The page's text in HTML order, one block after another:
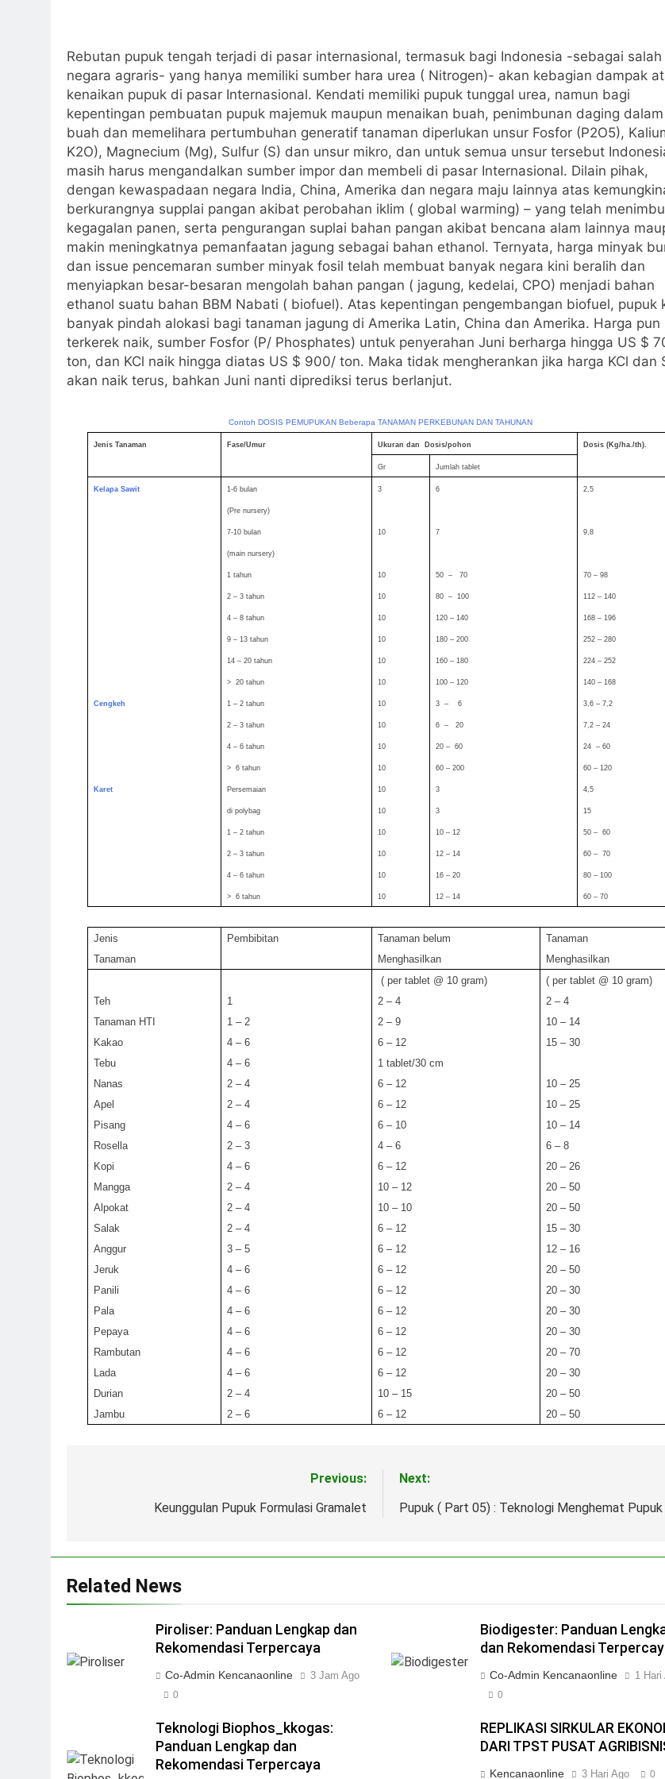
Rebutan pupuk tengah terjadi di pasar internasional, termasuk bagi Indonesia -sebagai salah
negara agraris- yang hanya memiliki sumber hara urea ( Nitrogen)- akan kebagian dampak
kenaikan pupuk di pasar Internasional. Kendati memiliki pupuk tunggal urea, namun bagi
kepentingan pembuatan pupuk majemuk maupun menaikan buah, penimbunan daging dalam
buah dan memelihara pertumbuhan generatif tanaman diperlukan unsur Fosfor (P2O5),
K2O), Magnecium (Mg), Sulfur (S) dan unsur mikro, dan untuk semua unsur tersebut
masih harus mengandalkan sumber impor dan membeli di pasar Internasional. Dilain pihak,
dengan kewaspadaan negara India, China, Amerika dan negara maju lainnya atas
berkurangnya supplai pangan akibat perobahan iklim ( global warming) – yang telah
kegagalan panen, serta pengurangan suplai bahan pangan akibat bencana alam lainnya
makin meningkatnya pemanfaatan jagung sebagai bahan ethanol. Ternyata, harga minyak
dan issue pencemaran sumber minyak fosil telah membuat banyak negara kini beralih dan
menyiapkan besar-besaran mengolah bahan pangan ( jagung, kedelai, CPO) menjadi bahan
ethanol suatu bahan BBM Nabati ( biofuel). Atas kepentingan pengembangan biofuel, pupuk
banyak pindah alokasi bagi tanaman jagung di Amerika Latin, China dan Amerika. Harga pun
terkerek naik, sumber Fosfor (P/ Phosphates) untuk penyerahan Juni berharga hingga US $
ton, dan KCl naik hingga diatas US $ 900/ ton. Maka tidak mengherankan jika harga KCl dan
akan naik terus, bahkan Juni nanti diprediksi terus berlanjut.
Contoh DOSIS PEMUPUKAN Beberapa TANAMAN PERKEBUNAN DAN TAHUNAN
JenisTanaman Fase/Umur Ukuran dan Dosis/pohon Dosis(Kg/ha./th).
Gr Jumlah tablet
KelapaSawit 1-6 bulan 3 6 2,5
(Pre nursery)
7-10 bulan 10 7 9,8
(main nursery)
1 tahun 10 50 – 70 70 – 98
2 – 3 tahun 10 80 – 100 112 – 140
4 – 8 tahun 10 120 – 140 168 – 196
9 – 13 tahun 10 180 – 200 252 – 280
14 – 20 tahun 10 160 – 180 224 – 252
> 20 tahun 10 100 – 120 140 – 168
Cengkeh 1 – 2 tahun 10 3 – 6 3,6 – 7,2
2 – 3 tahun 10 6 – 20 7,2 – 24
4 – 6 tahun 10 20 – 60 24 – 60
> 6 tahun 10 60 – 200 60 – 120
Karet Persemaian 10 3 4,5
di polybag 10 3 15
1 – 2 tahun 10 10 – 12 50 – 60
2 – 3 tahun 10 12 – 14 60 – 70
4 – 6 tahun 10 16 – 20 80 – 100
> 6 tahun 10 12 – 14 60 – 70
Jenis Pembibitan Tanaman belum
Tanaman
Tanaman
Menghasilkan
Menghasilkan
( per tablet @ 10 gram)
( per tablet @ 10 gram)
Teh
1 2 – 4
2 – 4
Tanaman HTI
1 – 2 2 – 9
10 – 14
Kakao
4 – 6 6 – 12
15 – 30
Tebu
4 – 6
1 tablet/30 cm
Nanas
2 – 4 6 – 12
10 – 25
Apel
2 – 4 6 – 12
10 – 25
Pisang
4 – 6 6 – 10
10 – 14
Rosella
2 – 3 4 – 6
6 – 8
Kopi
4 – 6 6 – 12
20 – 26
Mangga
2 – 4 10 – 12
20 – 50
Alpokat
2 – 4 10 – 10
20 – 50
Salak
2 – 4 6 – 12
15 – 30
Anggur
3 – 5 6 – 12
12 – 16
Jeruk
4 – 6 6 – 12
20 – 50
Panili
4 – 6 6 – 12
20 – 30
Pala
4 – 6 6 – 12
20 – 30
Pepaya
4 – 6 6 – 12
20 – 30
Rambutan
4 – 6 6 – 12
20 – 70
Lada
4 – 6 6 – 12
20 – 30
Durian
2 – 4 10 – 15
20 – 50
Jambu
2 – 6 6 – 12 20 – 50
Previous:
Keunggulan Pupuk Formulasi Gramalet
Next:
Pupuk ( Part 05) : Teknologi Menghemat Pupuk
Related News
Piroliser: Panduan Lengkap dan
Rekomendasi Terpercaya
Co-Admin Kencanaonline 3 Jam Ago
0
Biodigester: Panduan
dan Rekomendasi
Co-Admin Kencanaonline 1 Hari
0
Teknologi Biophos_kkogas:
Panduan Lengkap dan
Rekomendasi Terpercaya
REPLIKASI SIRKULAR
DARI TPST PUSAT
Kencanaonline 3 Hari Ago 0